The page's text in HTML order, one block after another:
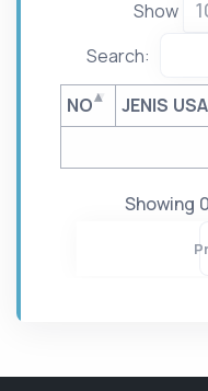
Show
Search:
NO JENIS
Showing